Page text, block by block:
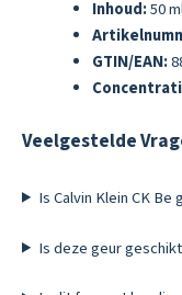
Inhoud:50
GTIN/EAN:
Veelgestelde
Is Calvin Klein CK
Is deze geur